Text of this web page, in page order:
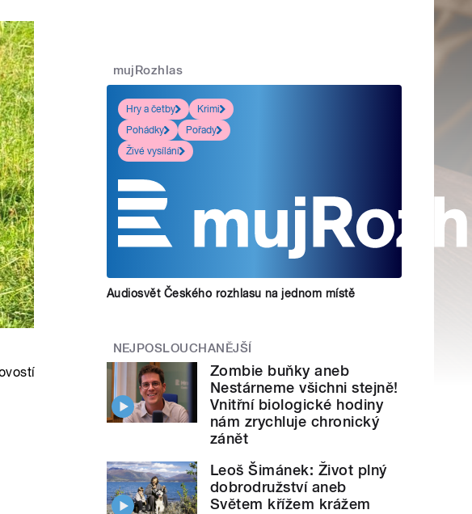
mujRozhlas
Hry a četby
Krimi
Pohádky
Pořady
Živé vysílání
Audiosvět Českého rozhlasu na jednom místě
NEJPOSLOUCHANĚJŠÍ
Zombie buňky aneb
Nestárneme všichni stejně!
Vnitřní biologické hodiny
nám zrychluje chronický
zánět
Leoš Šimánek: Život plný
dobrodružství aneb
Světem křížem krážem